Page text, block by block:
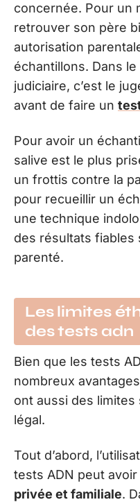
concernée. Pour un
retrouver son père
autorisation
échantillons. Dans
judiciaire, c’est le
avant de faire un
Pour avoir un
salive est le plus
un frottis contre la
pour recueillir un
une technique
des résultats fiables
parenté.
Les limites
des tests adn
Bien que les tests
nombreux
ont aussi des
légal.
Tout d’abord,
tests ADN peut
privée et familiale.